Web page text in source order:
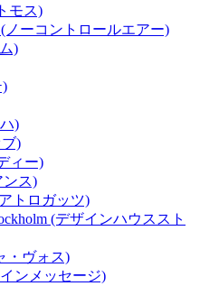
モス)
ノーコントロールエアー)
)
)
)
)
ィー)
ンス)
トロガッツ)
(デザインハウススト
・ヴォス)
ンメッセージ)